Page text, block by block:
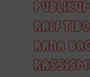
RALF
RANA